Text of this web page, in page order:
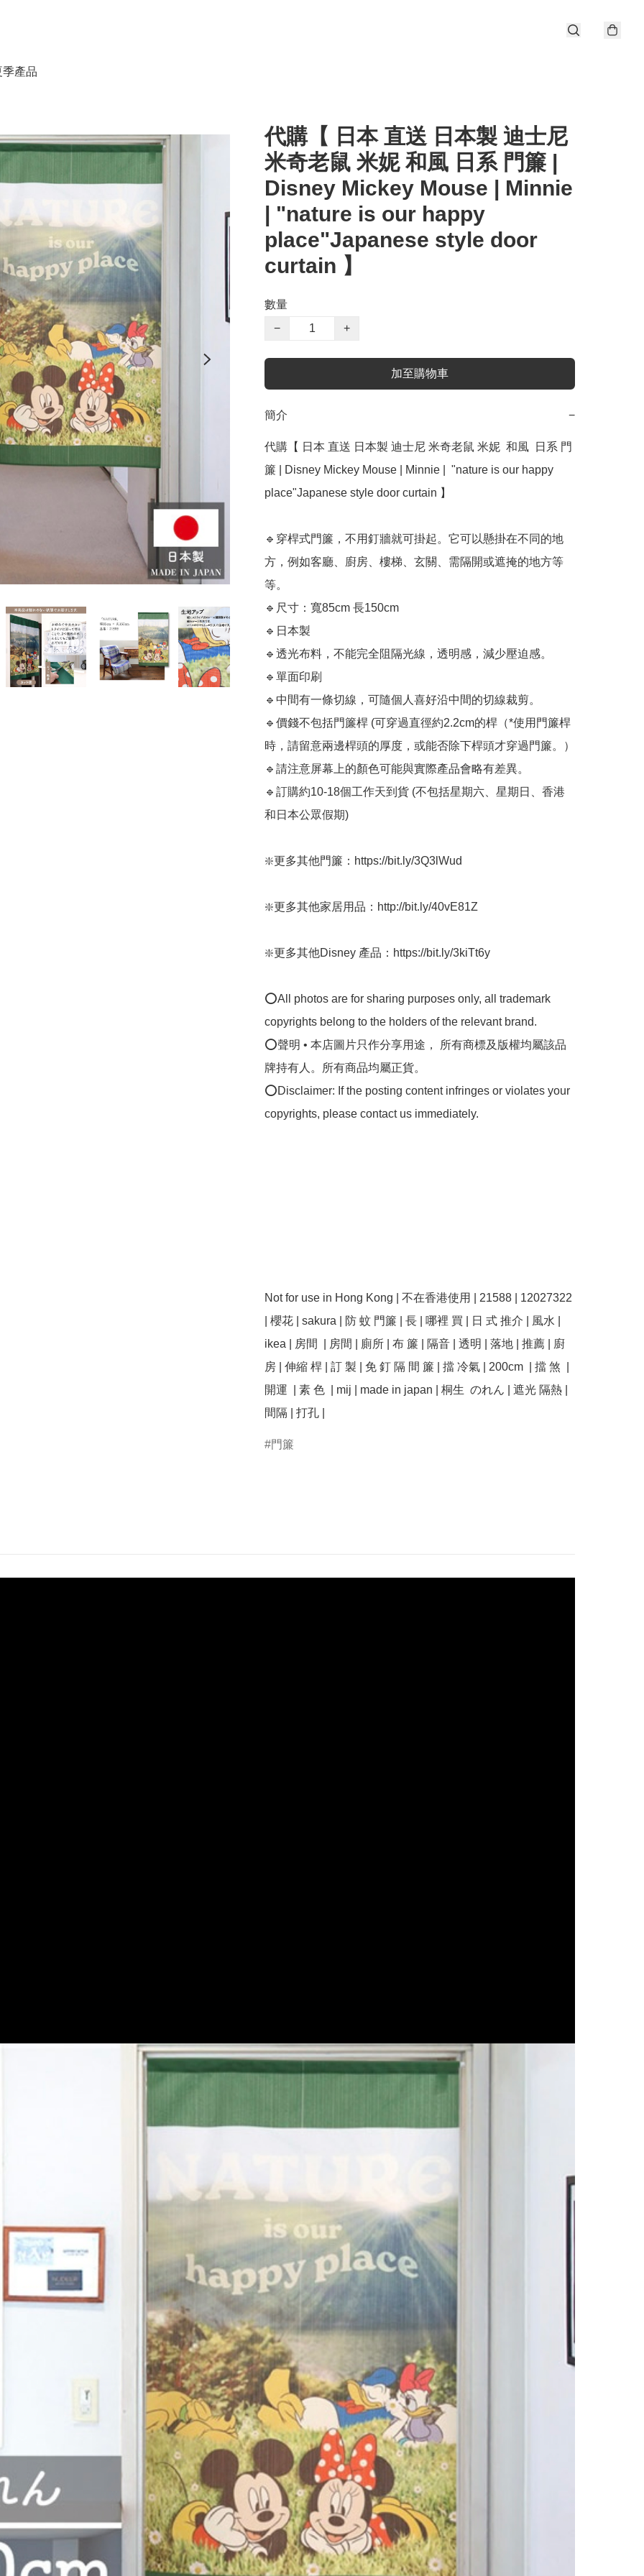
產品
代購【 日本 直送 日本製 迪士尼
米奇老鼠 米妮 和風 日系 門簾 |
Disney Mickey Mouse | Minnie
| "nature is our happy
place"Japanese style door
curtain 】
數量
−
+
加至購物車
簡介 −
代購【 日本 直送 日本製 迪士尼 米奇老鼠 米妮  和風  日系 門
簾 | Disney Mickey Mouse | Minnie |  "nature is our happy
place"Japanese style door curtain 】
🔹穿桿式門簾，不用釘牆就可掛起。它可以懸掛在不同的地
方，例如客廳、廚房、樓梯、玄關、需隔開或遮掩的地方等
等。
🔹尺寸：寬85cm 長150cm
🔹日本製
🔹透光布料，不能完全阻隔光線，透明感，減少壓迫感。
🔹單面印刷
🔹中間有一條切線，可隨個人喜好沿中間的切線裁剪。
🔹價錢不包括門簾桿 (可穿過直徑約2.2cm的桿（*使用門簾桿
時，請留意兩邊桿頭的厚度，或能否除下桿頭才穿過門簾。）
🔹請注意屏幕上的顏色可能與實際產品會略有差異。
🔹訂購約10-18個工作天到貨 (不包括星期六、星期日、香港
和日本公眾假期) ﻿
❇️更多其他門簾：https://bit.ly/3Q3lWud
❇️更多其他家居用品：http://bit.ly/40vE81Z
❇️更多其他Disney 產品：https://bit.ly/3kiTt6y
⭕All photos are for sharing purposes only, all trademark
copyrights belong to the holders of the relevant brand.
⭕聲明 • 本店圖片只作分享用途， 所有商標及版權均屬該品
牌持有人。所有商品均屬正貨。
⭕Disclaimer: If the posting content infringes or violates your
copyrights, please contact us immediately.
Not for use in Hong Kong | 不在香港使用 | 21588 | 12027322
| 櫻花 | sakura | 防 蚊 門簾 | 長 | 哪裡 買 | 日 式 推介 | 風水 |
ikea | 房間  | 房間 | 廁所 | 布 簾 | 隔音 | 透明 | 落地 | 推薦 | 廚
房 | 伸縮 桿 | 訂 製 | 免 釘 隔 間 簾 | 擋 冷氣 | 200cm  | 擋 煞  |
開運  | 素 色  | mij | made in japan | 桐生  のれん | 遮光 隔熱 |
間隔 | 打孔 |
門簾